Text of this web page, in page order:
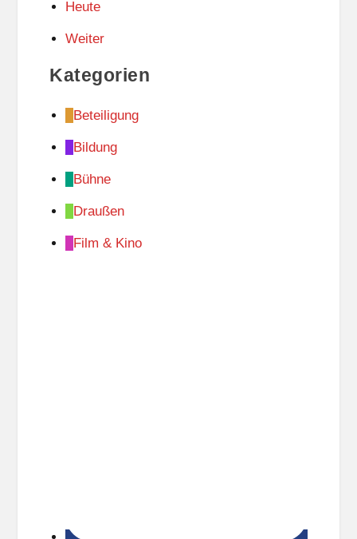
Heute
Weiter
Kategorien
Beteiligung
Bildung
Bühne
Draußen
Film & Kino